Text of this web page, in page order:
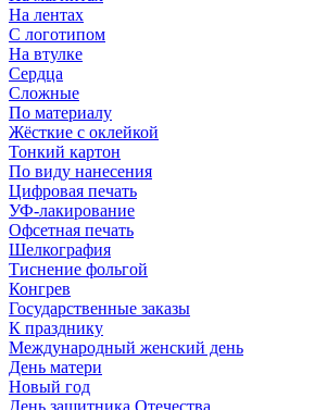
На лентах
С логотипом
На втулке
Сердца
Сложные
По материалу
Жёсткие с оклейкой
Тонкий картон
По виду нанесения
Цифровая печать
УФ-лакирование
Офсетная печать
Шелкография
Тиснение фольгой
Конгрев
Государственные заказы
К празднику
Международный женский день
День матери
Новый год
День защитника Отечества